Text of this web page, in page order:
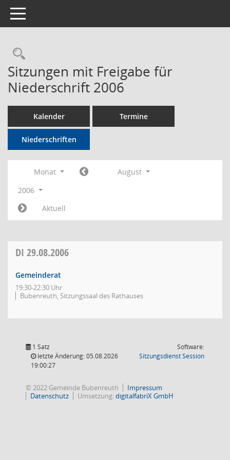
Toggle navigation
Rechercheauswahl
Sitzungen mit Freigabe für
Niederschrift 2006
Kalender Termine
Niederschriften
Monat
August
2006
Aktuell
DI 29.08.2006
Gemeinderat
19:30-22:30 Uhr
Bubenreuth, Sitzungssaal des Rathauses
1 Satz
letzte Änderung: 05.08.2026
19:00:27
Software:
SitzungsdienstSession(Wird in
© 2022 Gemeinde Bubenreuth
Impressum
Datenschutz
Umsetzung:digitalfabriX GmbH